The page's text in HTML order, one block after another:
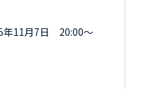
年11月7日 20:00～